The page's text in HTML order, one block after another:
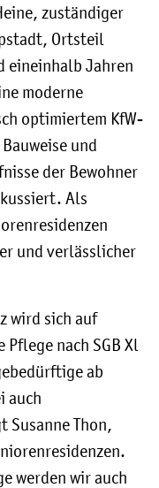
zuständiger
Ortsteil
eineinhalb Jahren
moderne
optimiertem KfW-
und
der Bewohner
Als
und verlässlicher
wird sich auf
nach SGB Xl
ab
auch
Susanne Thon,
werden wir auch